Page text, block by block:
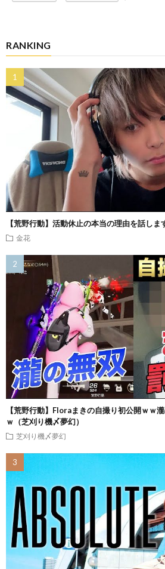
RANKING
【荒野行動】活動休止の本当の理由を話しま
金花
【荒野行動】Floraまきの自撮り初公開ｗｗ
ｗ（芝刈り機〆夢幻）
芝刈り機〆夢幻